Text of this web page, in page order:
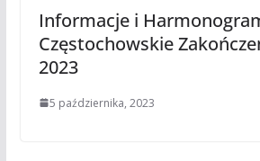
Informacje i
Częstochowskie
2023
5 października, 2023